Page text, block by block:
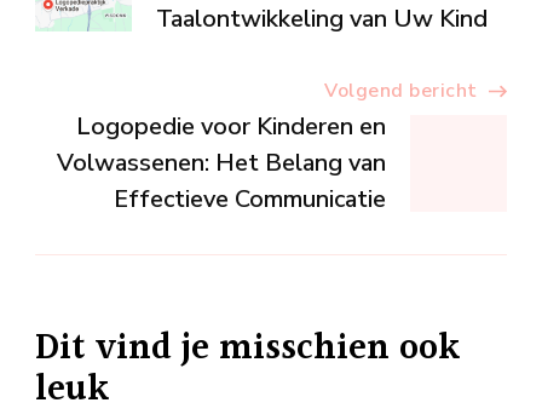
Taalontwikkeling van Uw Kind
Volgend bericht
Logopedie voor Kinderen en
Volwassenen: Het Belang van
Effectieve Communicatie
Dit vind je misschien ook
leuk